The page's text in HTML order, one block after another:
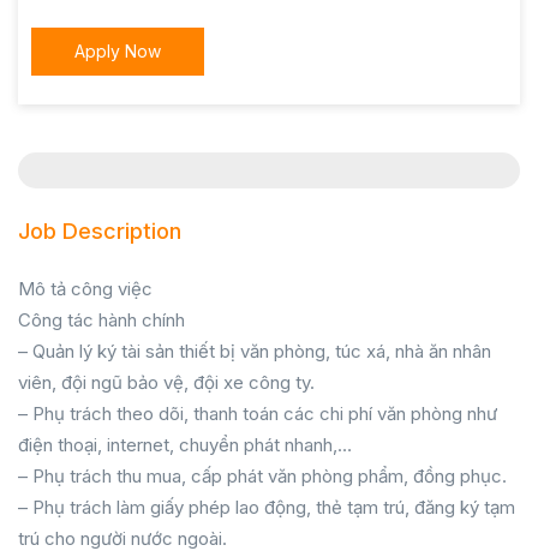
Apply Now
Job Description
Mô tả công việc
Công tác hành chính
– Quản lý ký tài sản thiết bị văn phòng, túc xá, nhà ăn nhân
viên, đội ngũ bảo vệ, đội xe công ty.
– Phụ trách theo dõi, thanh toán các chi phí văn phòng như
điện thoại, internet, chuyển phát nhanh,…
– Phụ trách thu mua, cấp phát văn phòng phẩm, đồng phục.
– Phụ trách làm giấy phép lao động, thẻ tạm trú, đăng ký tạm
trú cho người nước ngoài.